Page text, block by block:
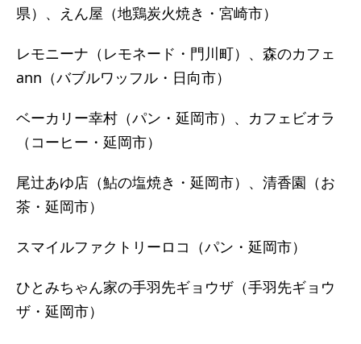
県）、えん屋（地鶏炭火焼き・宮崎市）
レモニーナ（レモネード・門川町）、森のカフェ
ann（バブルワッフル・日向市）
ベーカリー幸村（パン・延岡市）、カフェビオラ
（コーヒー・延岡市）
尾辻あゆ店（鮎の塩焼き・延岡市）、清香園（お
茶・延岡市）
スマイルファクトリーロコ（パン・延岡市）
ひとみちゃん家の手羽先ギョウザ（手羽先ギョウ
ザ・延岡市）